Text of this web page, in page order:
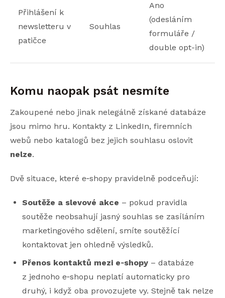
Přihlášení k
newsletteru v
patičce
Souhlas
Ano
(odesláním
formuláře /
double opt-in)
Komu naopak psát nesmíte
Zakoupené nebo jinak nelegálně získané databáze
jsou mimo hru. Kontakty z LinkedIn, firemních
webů nebo katalogů bez jejich souhlasu oslovit
nelze.
Dvě situace, které e‑shopy pravidelně podceňují:
Soutěže a slevové akce – pokud pravidla
soutěže neobsahují jasný souhlas se zasíláním
marketingového sdělení, smíte soutěžící
kontaktovat jen ohledně výsledků.
Přenos kontaktů mezi e‑shopy – databáze
z jednoho e‑shopu neplatí automaticky pro
druhý, i když oba provozujete vy. Stejně tak nelze